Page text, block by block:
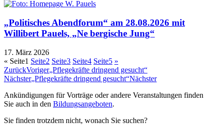
„Politisches Abendforum“ am 28.08.2026 mit
Willibert Pauels, „Ne bergische Jung“
17. März 2026
« Seite1 Seite2 Seite3 Seite4 Seite5 »
ZurückVoriger„Pflegekräfte dringend gesucht“
Nächster„Pflegekräfte dringend gesucht“Nächster
Ankündigungen für Vorträge oder andere Veranstaltungen finden
Sie auch in den Bildungsangeboten.
Sie finden trotzdem nicht, wonach Sie suchen?